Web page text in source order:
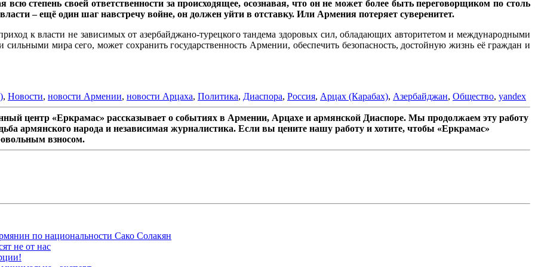
степень своей ответственности за происходящее, осознавая, что он не может более быть переговорщиком по столь
– ещё один шаг навстречу войне, он должен уйти в отставку. Или Армения потеряет суверенитет.
к власти не зависимых от азербайджано-турецкого тандема здоровых сил, обладающих авторитетом и международными
мира сего, может сохранить государственность Армении, обеспечить безопасность, достойную жизнь её граждан и
, Новости, новости Армении, новости Арцаха, Политика, Диаспора, Россия, Арцах (Карабах), Азербайджан, Общество, yandex
центр «Еркрамас» рассказывает о событиях в Армении, Арцахе и армянской Диаспоре. Мы продолжаем эту работу
армянского народа и независимая журналистика. Если вы цените нашу работу и хотите, чтобы «Еркрамас»
взносом.
по национальности Сако Солакян
не от нас